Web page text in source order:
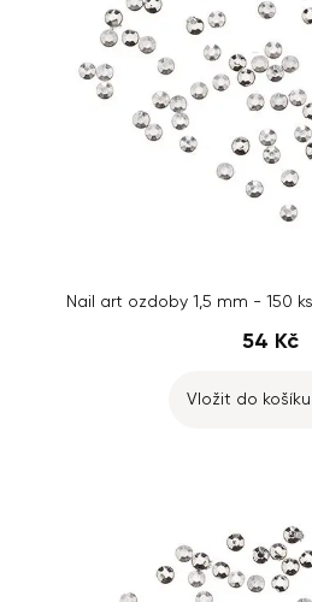
54 Kč
Vložit do košíku